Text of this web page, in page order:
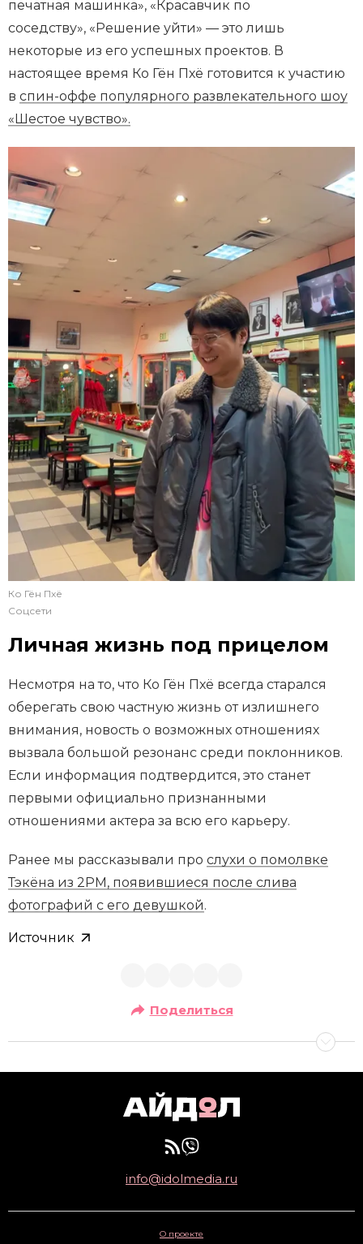
печатная машинка», «Красавчик по
соседству», «Решение уйти» — это лишь
некоторые из его успешных проектов. В
настоящее время Ко Гён Пхё готовится к участию
в спин-оффе популярного развлекательного шоу
«Шестое чувство».
Ко Гён Пхё
Соцсети
Личная жизнь под прицелом
Несмотря на то, что Ко Гён Пхё всегда старался
оберегать свою частную жизнь от излишнего
внимания, новость о возможных отношениях
вызвала большой резонанс среди поклонников.
Если информация подтвердится, это станет
первыми официально признанными
отношениями актера за всю его карьеру.
Ранее мы рассказывали про слухи о помолвке
Тэкёна из 2PM, появившиеся после слива
фотографий с его девушкой.
Источник
Поделиться
info@idolmedia.ru
О проекте